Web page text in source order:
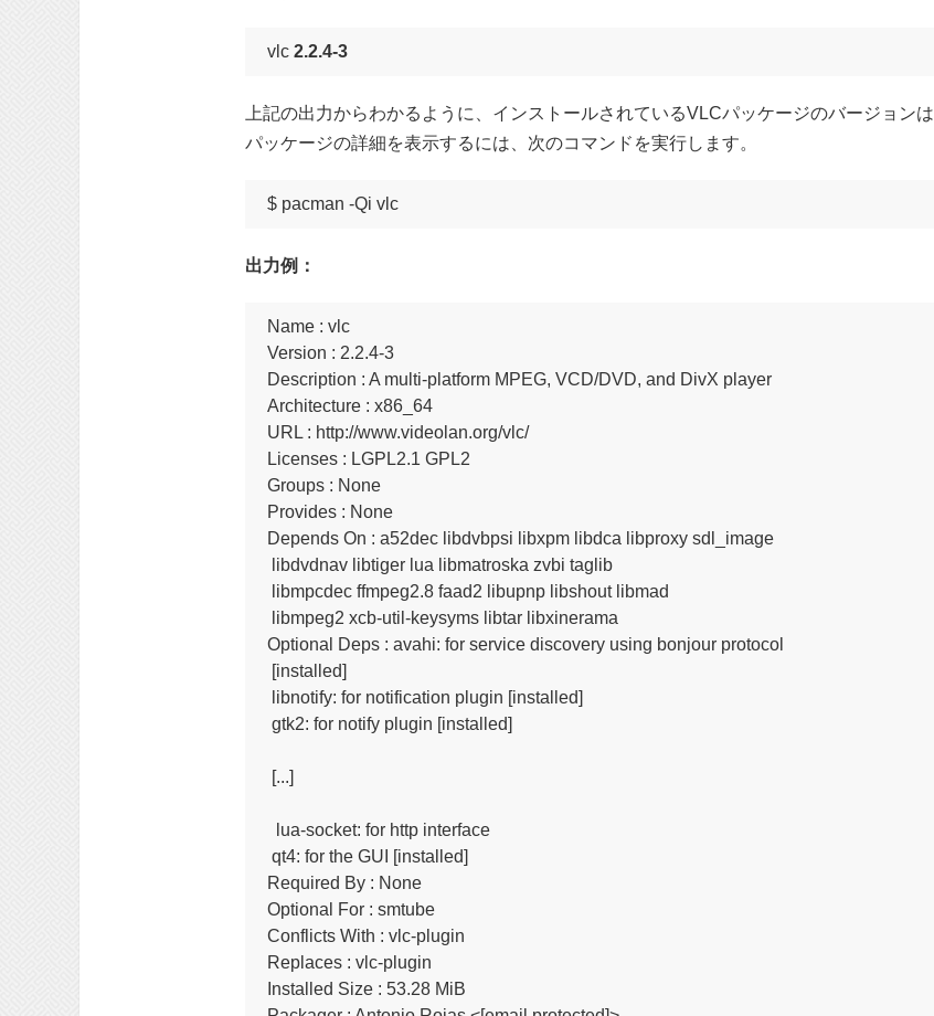
vlc 2.2.4-3
上記の出力からわかるように、インストールされているVLCパッケージのバージョンは
パッケージの詳細を表示するには、次のコマンドを実行します。
$ pacman -Qi vlc
出力例：
Name : vlc
Version : 2.2.4-3
Description : A multi-platform MPEG, VCD/DVD, and DivX player
Architecture : x86_64
URL : http://www.videolan.org/vlc/
Licenses : LGPL2.1 GPL2
Groups : None
Provides : None
Depends On : a52dec libdvbpsi libxpm libdca libproxy sdl_image
libdvdnav libtiger lua libmatroska zvbi taglib
libmpcdec ffmpeg2.8 faad2 libupnp libshout libmad
libmpeg2 xcb-util-keysyms libtar libxinerama
Optional Deps : avahi: for service discovery using bonjour protocol
[installed]
libnotify: for notification plugin [installed]
gtk2: for notify plugin [installed]
[...]
  lua-socket: for http interface
qt4: for the GUI [installed]
Required By : None
Optional For : smtube
Conflicts With : vlc-plugin
Replaces : vlc-plugin
Installed Size : 53.28 MiB